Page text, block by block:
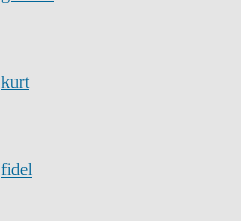
kurt
fidel